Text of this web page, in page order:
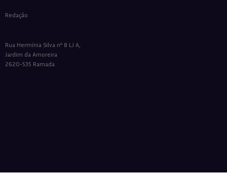
Redação
Rua Hermínia Silva nº 8 LJ A,
Jardim da Amoreira
2620-535 Ramada